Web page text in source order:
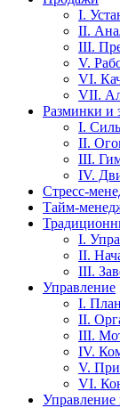
I.
II.
III.
V.
VI.
VII.
Разминки и
I.
II.
III.
IV.
Стресс-
Тайм-
I.
II.
III.
Управление
I.
II.
III.
IV.
V.
VI.
Управление